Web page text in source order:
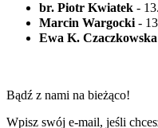
br. Piotr Kwiatek -
Marcin Wargocki -
Ewa K.
Bądź z nami na bieżąco!
Wpisz swój e-mail, jeśli